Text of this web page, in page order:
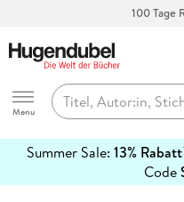
100 Tage
Hugendubel
Menu
Summer Sale: 13% Rabatt
Code
erfahren